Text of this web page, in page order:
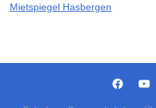
Mietspiegel Hasbergen